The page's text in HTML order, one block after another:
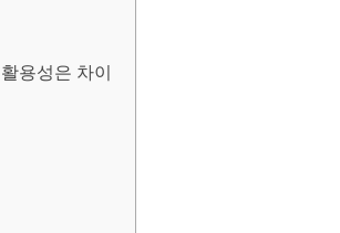
용성은 차이